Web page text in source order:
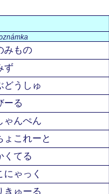
みもの
ず
どうしゅ
ーる
ゃんぺん
ょこれーと
くてる
にゃっく
きゅーる